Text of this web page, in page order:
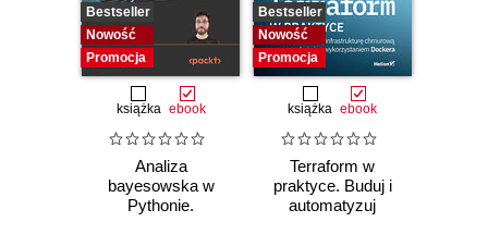
Bestseller
Nowość
Promocja
książka ebook
Analiza
bayesowska w
Pythonie.
Bestseller
Nowość
Promocja
książka ebook
Terraform w
praktyce. Buduj i
automatyzuj